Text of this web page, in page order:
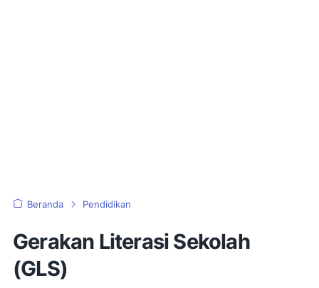
Beranda Pendidikan
Gerakan Literasi Sekolah
(GLS)